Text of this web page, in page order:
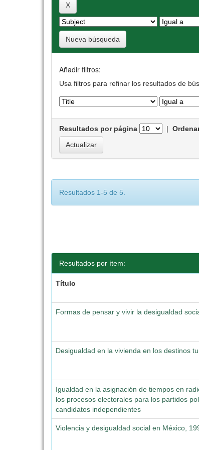
Nueva búsqueda
Añadir filtros:
Usa filtros para refinar los resultados de
Resultados por página |
Resultados 1-5 de 5.
Resultados por ítem:
Título
Formas de pensar y vivir la desigualdad
Desigualdad en la vivienda en los destinos
Igualdad en la asignación de tiempos en
los procesos electorales para los partidos
candidatos independientes
Violencia y desigualdad social en México,